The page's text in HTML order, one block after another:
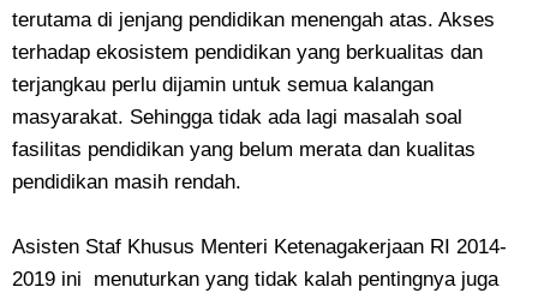
terutama di jenjang pendidikan menengah atas. Akses
terhadap ekosistem pendidikan yang berkualitas dan
terjangkau perlu dijamin untuk semua kalangan
masyarakat. Sehingga tidak ada lagi masalah soal
fasilitas pendidikan yang belum merata dan kualitas
pendidikan masih rendah.
Asisten Staf Khusus Menteri Ketenagakerjaan RI 2014-
2019 ini menuturkan yang tidak kalah pentingnya juga